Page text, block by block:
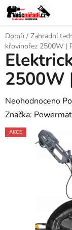
Přejít
na
obsah
Domů / Zahradní
křovinořez 2500W |
2500W
Průměrné
hodnocení
produktu
Neohodnoceno
Značka: Powermat
AKCE